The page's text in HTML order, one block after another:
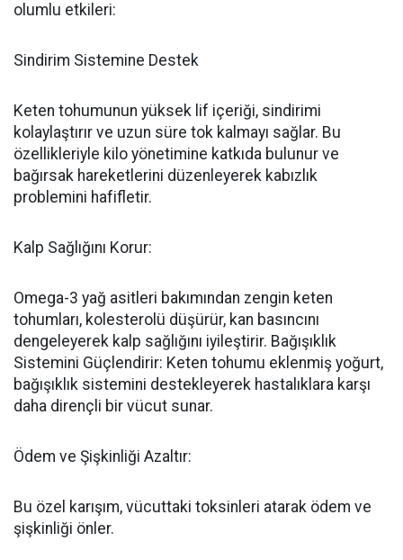
olumlu etkileri:
Sindirim Sistemine Destek
Keten tohumunun yüksek lif içeriği, sindirimi
kolaylaştırır ve uzun süre tok kalmayı sağlar. Bu
özellikleriyle kilo yönetimine katkıda bulunur ve
bağırsak hareketlerini düzenleyerek kabızlık
problemini hafifletir.
Kalp Sağlığını Korur:
Omega-3 yağ asitleri bakımından zengin keten
tohumları, kolesterolü düşürür, kan basıncını
dengeleyerek kalp sağlığını iyileştirir. Bağışıklık
Sistemini Güçlendirir: Keten tohumu eklenmiş yoğurt,
bağışıklık sistemini destekleyerek hastalıklara karşı
daha dirençli bir vücut sunar.
Ödem ve Şişkinliği Azaltır:
Bu özel karışım, vücuttaki toksinleri atarak ödem ve
şişkinliği önler.